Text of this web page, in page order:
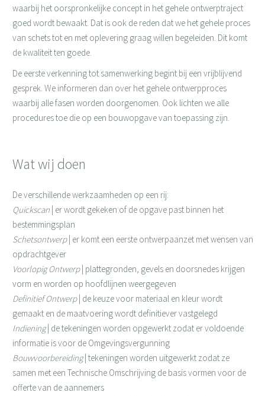
waarbij het oorspronkelijke concept in het gehele ontwerptraject
goed wordt bewaakt. Dat is ook de reden dat we het gehele proces
van schets tot en met oplevering graag willen begeleiden. Dit komt
de kwaliteit ten goede.
De eerste verkenning tot samenwerking begint bij een vrijblijvend
gesprek. We informeren dan over het gehele ontwerpproces
waarbij alle fasen worden doorgenomen. Ook lichten we alle
procedures toe die op een bouwopgave van toepassing zijn.
Wat wij doen
De verschillende werkzaamheden op een rij:
Quickscan| er wordt gekeken of de opgave past binnen het
bestemmingsplan
Schetsontwerp| er komt een eerste ontwerpaanzet met wensen van
opdrachtgever
Voorlopig Ontwerp| plattegronden, gevels en doorsnedes krijgen
vorm en worden op hoofdlijnen weergegeven
Definitief Ontwerp| de keuze voor materiaal en kleur wordt
gemaakt en de maatvoering wordt definitiever vastgelegd
Indiening| de tekeningen worden opgewerkt zodat er voldoende
informatie is voor de Omgevingsvergunning
Bouwvoorbereiding| tekeningen worden uitgewerkt zodat ze
samen met een Technische Omschrijving de basis vormen voor de
offerte van de aannemers